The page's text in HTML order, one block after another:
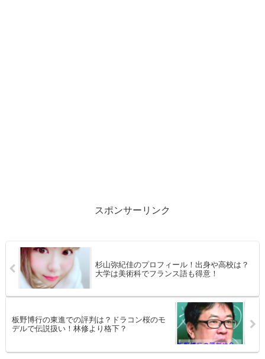
スポンサーリンク
杉山弥紀佳のプロフィール！出身や高校は？
大学は美術科でフランス語も得意！
板野博行の東進での評判は？ドラコン桜のモ
デルで伝説扱い！林修より格下？